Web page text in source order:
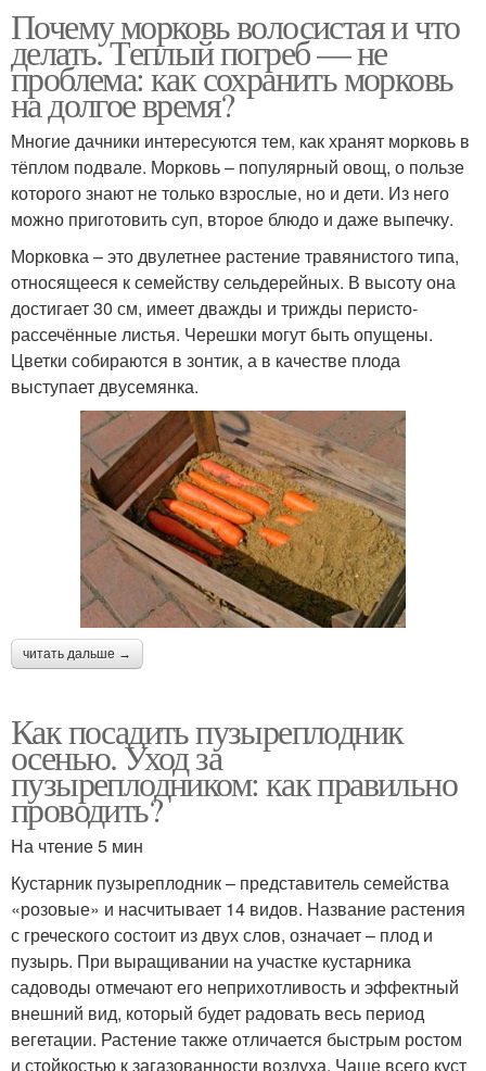
Почему морковь волосистая и что
делать. Теплый погреб — не
проблема: как сохранить морковь
на долгое время?
Многие дачники интересуются тем, как хранят морковь в
тёплом подвале. Морковь – популярный овощ, о пользе
которого знают не только взрослые, но и дети. Из него
можно приготовить суп, второе блюдо и даже выпечку.
Морковка – это двулетнее растение травянистого типа,
относящееся к семейству сельдерейных. В высоту она
достигает 30 см, имеет дважды и трижды перисто-
рассечённые листья. Черешки могут быть опущены.
Цветки собираются в зонтик, а в качестве плода
выступает двусемянка.
читать дальше →
Как посадить пузыреплодник
осенью. Уход за
пузыреплодником: как правильно
проводить?
На чтение 5 мин
Кустарник пузыреплодник – представитель семейства
«розовые» и насчитывает 14 видов. Название растения
с греческого состоит из двух слов, означает – плод и
пузырь. При выращивании на участке кустарника
садоводы отмечают его неприхотливость и эффектный
внешний вид, который будет радовать весь период
вегетации. Растение также отличается быстрым ростом
и стойкостью к загазованности воздуха. Чаще всего куст